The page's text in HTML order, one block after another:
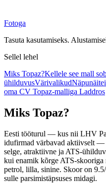
Fotoga
Tasuta kasutamiseks.
Sellel lehel
Miks Topaz?Kellele see mall
ühilduvusVärivalikud
oma CV Topaz-malliga Laddros
Miks Topaz?
Eesti tööturul — kus nii LHV
idufirmad värbavad aktiivselt —
selge, atraktiivne ja ATS-
kui enamik kõrge ATS-skooriga
petrol, lilla, sinine. Skoor on
sulle parsimistäpsuses midagi.